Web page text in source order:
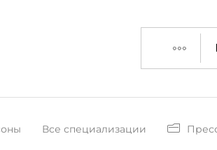
Все специализации